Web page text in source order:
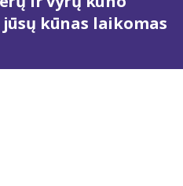
kūnas laikomas